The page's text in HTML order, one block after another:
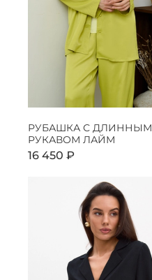
РУБАШКА С ДЛИННЫМ
РУКАВОМ ЛАЙМ
16 450 ₽